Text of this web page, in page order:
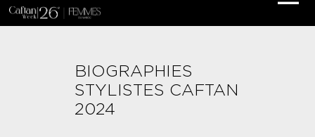
BIOGRAPHIES
STYLISTES CAFTAN
2024